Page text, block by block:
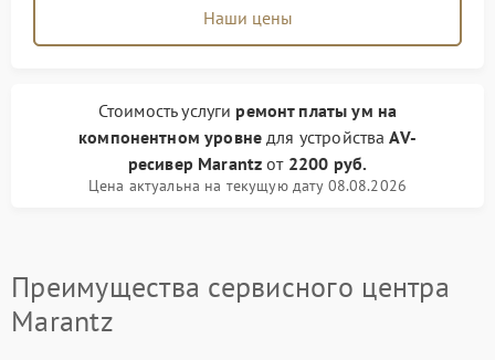
Наши цены
Стоимость услуги ремонт платы ум на
компонентном уровне для устройстваAV-
ресивер Marantz от 2200 руб.
Цена актуальна на текущую дату 08.08.2026
Преимущества сервисного центра
Marantz